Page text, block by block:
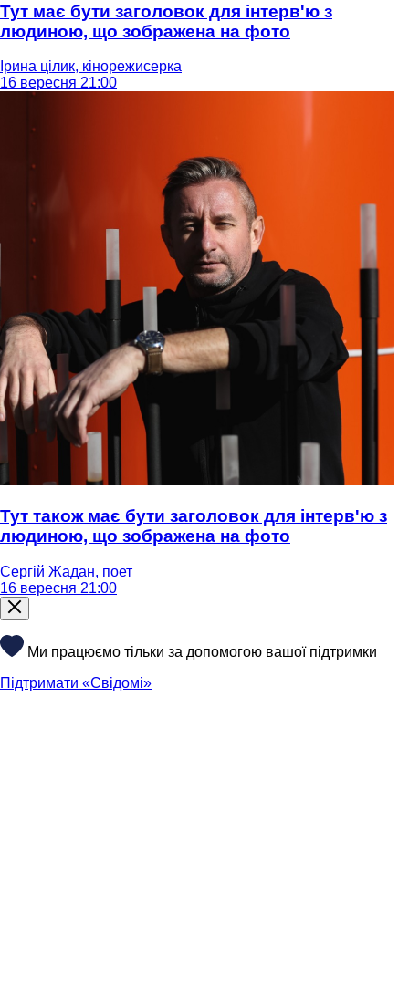
Тут має бути заголовок для інтерв'ю з
людиною, що зображена на фото
Ірина цілик, кінорежисерка
16 вересня 21:00
Тут також має бути заголовок для інтерв'ю з
людиною, що зображена на фото
Сергій Жадан, поет
16 вересня 21:00
Ми працюємо тільки за допомогою вашої підтримки
Підтримати «Свідомі»